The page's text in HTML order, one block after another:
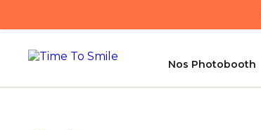
Nos Photobooth